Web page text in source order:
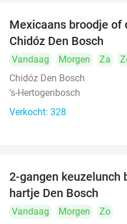
Mexicaans broodje of
Chidóz Den Bosch
Vandaag Morgen Za
Chidóz Den Bosch
's-Hertogenbosch
Verkocht: 328
2-gangen keuzelunch
hartje Den Bosch
Vandaag Morgen
Zo